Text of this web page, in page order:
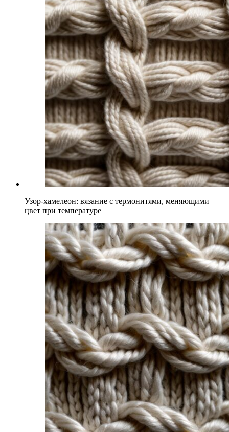
Узор-хамелеон: вязание с термонитями, меняющими
цвет при температуре